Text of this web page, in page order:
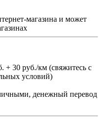
магазина и может
30 руб./км (свяжитесь с
условий)
денежный перевод